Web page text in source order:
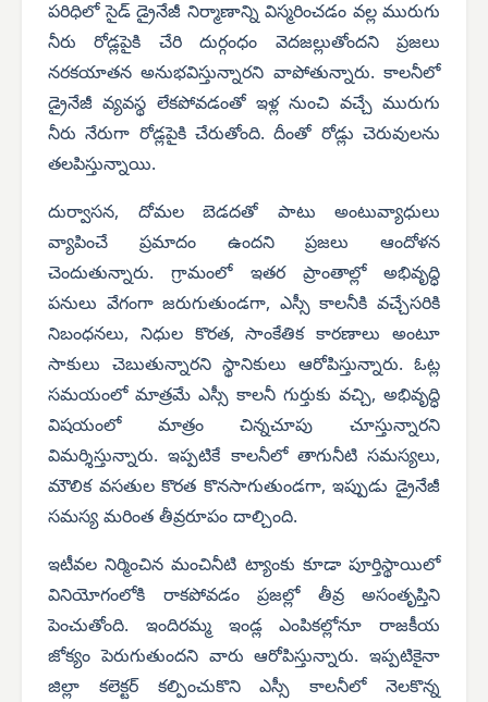
పరిధిలో సైడ్ డ్రైనేజీ నిర్మాణాన్ని విస్మరించడం వల్ల మురుగు
నీరు రోడ్లపైకి చేరి దుర్గంధం వెదజల్లుతోందని ప్రజలు
నరకయాతన అనుభవిస్తున్నారని వాపోతున్నారు. కాలనీలో
డ్రైనేజీ వ్యవస్థ లేకపోవడంతో ఇళ్ల నుంచి వచ్చే మురుగు
నీరు నేరుగా రోడ్లపైకి చేరుతోంది. దీంతో రోడ్లు చెరువులను
తలపిస్తున్నాయి.
దుర్వాసన, దోమల బెడదతో పాటు అంటువ్యాధులు
వ్యాపించే ప్రమాదం ఉందని ప్రజలు ఆందోళన
చెందుతున్నారు. గ్రామంలో ఇతర ప్రాంతాల్లో అభివృద్ధి
పనులు వేగంగా జరుగుతుండగా, ఎస్సీ కాలనీకి వచ్చేసరికి
నిబంధనలు, నిధుల కొరత, సాంకేతిక కారణాలు అంటూ
సాకులు చెబుతున్నారని స్థానికులు ఆరోపిస్తున్నారు. ఓట్ల
సమయంలో మాత్రమే ఎస్సీ కాలనీ గుర్తుకు వచ్చి, అభివృద్ధి
విషయంలో మాత్రం చిన్నచూపు చూస్తున్నారని
విమర్శిస్తున్నారు.ఇప్పటికే కాలనీలో తాగునీటి సమస్యలు,
మౌలిక వసతుల కొరత కొనసాగుతుండగా, ఇప్పుడు డ్రైనేజీ
సమస్య మరింత తీవ్రరూపం దాల్చింది.
ఇటీవల నిర్మించిన మంచినీటి ట్యాంకు కూడా పూర్తిస్థాయిలో
వినియోగంలోకి రాకపోవడం ప్రజల్లో తీవ్ర అసంతృప్తిని
పెంచుతోంది. ఇందిరమ్మ ఇండ్ల ఎంపికల్లోనూ రాజకీయ
జోక్యం పెరుగుతుందని వారు ఆరోపిస్తున్నారు. ఇప్పటికైనా
జిల్లా కలెక్టర్ కల్పించుకొని ఎస్సీ కాలనీలో నెలకొన్న